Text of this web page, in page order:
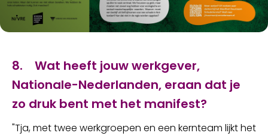
8. Wat heeft jouw werkgever,
Nationale-Nederlanden, eraan dat je
zo druk bent met het manifest?
"Tja, met twee werkgroepen en een kernteam lijkt het